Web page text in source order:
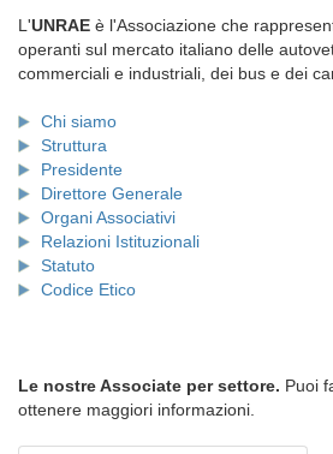
L'UNRAE è l'Associazione che
operanti sul mercato italiano delle
commerciali e industriali, dei bus e dei
Chi siamo
Struttura
Presidente
Direttore Generale
Organi Associativi
Relazioni Istituzionali
Statuto
Codice Etico
Le nostre Associate per settore. Puoi
ottenere maggiori informazioni.